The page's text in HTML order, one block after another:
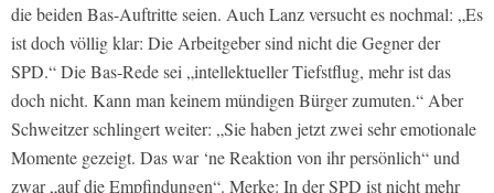
die beiden Bas-Auftritte seien. Auch Lanz versucht es nochmal: „Es
ist doch völlig klar: Die Arbeitgeber sind nicht die Gegner der
SPD.“ Die Bas-Rede sei „intellektueller Tiefstflug, mehr ist das
doch nicht. Kann man keinem mündigen Bürger zumuten.“ Aber
Schweitzer schlingert weiter: „Sie haben jetzt zwei sehr emotionale
Momente gezeigt. Das war ‘ne Reaktion von ihr persönlich“ und
zwar „auf die Empfindungen“. Merke: In der SPD ist nicht mehr